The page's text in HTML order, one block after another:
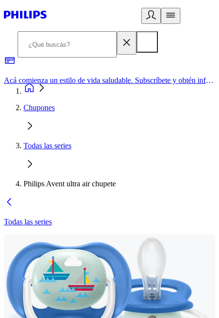
Acá comienza un estilo de vida saludable. Subscríbete y obtén información de primera mano
Chupones
Todas las series
Philips Avent ultra air chupete
Todas las series